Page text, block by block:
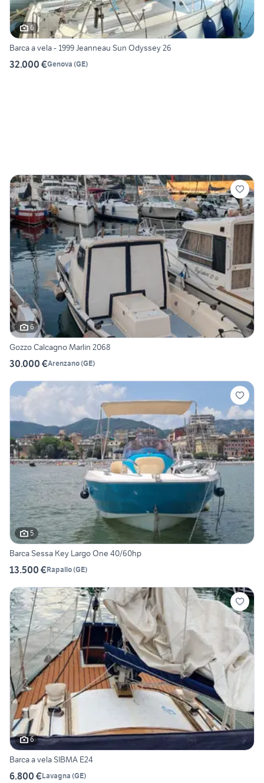
6
Barca a vela - 1999 Jeanneau Sun Odyssey 26
32.000 €Genova (GE)
6
Gozzo Calcagno Marlin 2068
30.000 €Arenzano(GE)
5
Barca Sessa Key Largo One 40/60hp
13.500 €Rapallo(GE)
6
Barca a vela SIBMA E24
6.800 €Lavagna (GE)